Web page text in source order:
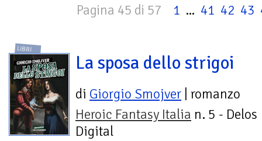
Pagina 45 di 57 1 ... 41 42 43
LIBRI
La sposa dello strigoi
di Giorgio Smojver | romanzo
Heroic Fantasy Italia n. 5 - Delos
Digital